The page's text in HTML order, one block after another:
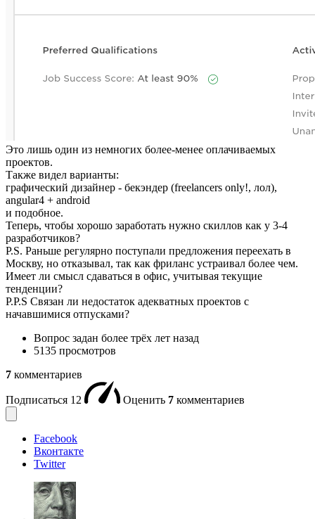
Это лишь один из немногих более-менее оплачиваемых
проектов.
Также видел варианты:
графический дизайнер - бекэндер (freelancers only!, лол),
angular4 + android
и подобное.
Теперь, чтобы хорошо заработать нужно скиллов как у 3-4
разработчиков?
P.S. Раньше регулярно поступали предложения переехать в
Москву, но отказывал, так как фриланс устраивал более чем.
Имеет ли смысл сдаваться в офис, учитывая текущие
тенденции?
P.P.S Связан ли недостаток адекватных проектов с
начавшимися отпусками?
Вопрос задан более трёх лет назад
5135 просмотров
7 комментариев
Подписаться 12 Оценить 7 комментариев
Facebook
Вконтакте
Twitter